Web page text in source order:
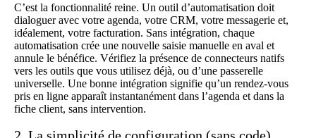
C’est la fonctionnalité reine. Un outil d’automatisation doit
dialoguer avec votre agenda, votre CRM, votre messagerie et,
idéalement, votre facturation. Sans intégration, chaque
automatisation crée une nouvelle saisie manuelle en aval et
annule le bénéfice. Vérifiez la présence de connecteurs natifs
vers les outils que vous utilisez déjà, ou d’une passerelle
universelle. Une bonne intégration signifie qu’un rendez-vous
pris en ligne apparaît instantanément dans l’agenda et dans la
fiche client, sans intervention.